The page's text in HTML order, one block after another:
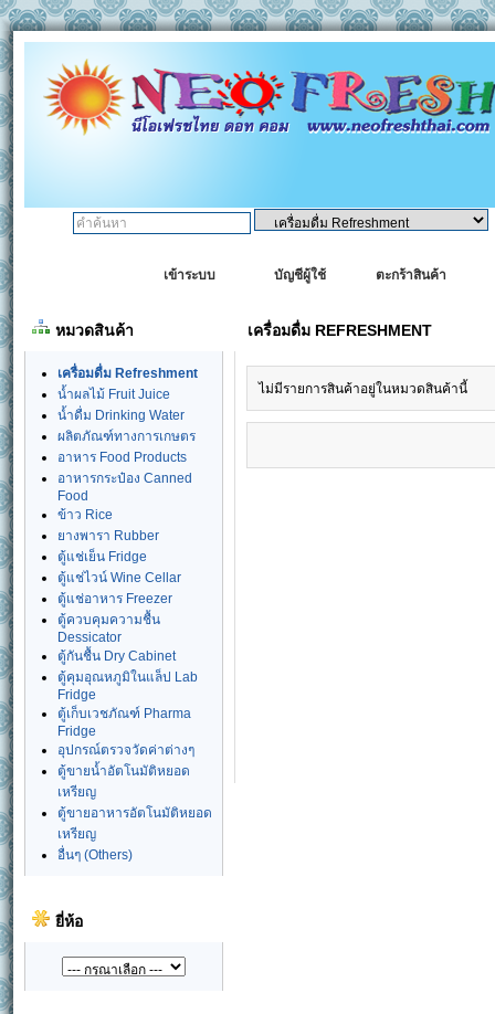
เข้าระบบ บัญชีผู้ใช้ ตะกร้าสินค้า
หมวดสินค้า
เครื่อมดื่ม Refreshment
น้ำผลไม้ Fruit Juice
น้ำดื่ม Drinking Water
ผลิตภัณฑ์ทางการเกษตร
อาหาร Food Products
อาหารกระป๋อง Canned
Food
ข้าว Rice
ยางพารา Rubber
ตู้แช่เย็น Fridge
ตู้แช่ไวน์ Wine Cellar
ตู้แช่อาหาร Freezer
ตู้ควบคุมความชื้น
Dessicator
ตู้กันชื้น Dry Cabinet
ตู้คุมอุณหภูมิในแล็ป Lab
Fridge
ตู้เก็บเวชภัณฑ์ Pharma
Fridge
อุปกรณ์ตรวจวัดค่าต่างๆ
ตู้ขายน้ำอัตโนมัติหยอด
เหรียญ
ตู้ขายอาหารอัตโนมัติหยอด
เหรียญ
อื่นๆ (Others)
ยี่ห้อ
เครื่อมดื่ม REFRESHMENT
ไม่มีรายการสินค้าอยู่ในหมวดสินค้านี้